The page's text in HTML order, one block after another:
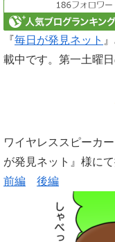
『毎日が発見ネット
載中です。第一土曜
ワイヤレススピーカ
が発見ネット』様にて
前編
後編